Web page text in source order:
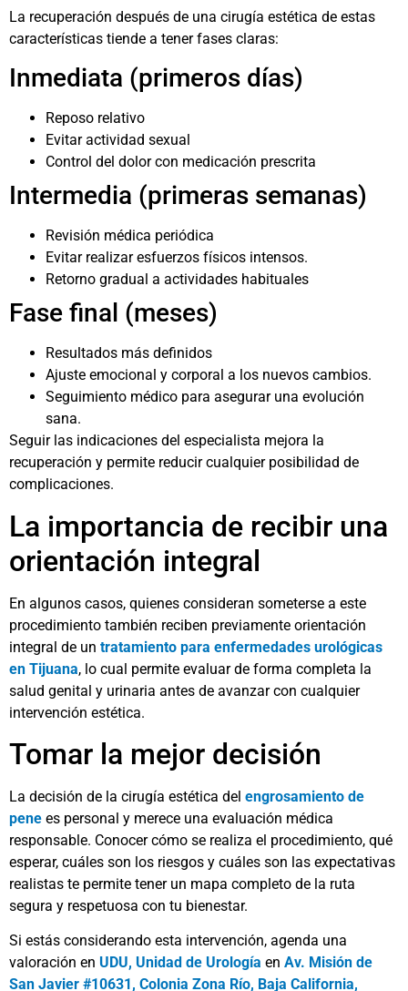
La recuperación después de una cirugía estética de estas
características tiende a tener fases claras:
Inmediata (primeros días)
Reposo relativo
Evitar actividad sexual
Control del dolor con medicación prescrita
Intermedia (primeras semanas)
Revisión médica periódica
Evitar realizar esfuerzos físicos intensos.
Retorno gradual a actividades habituales
Fase final (meses)
Resultados más definidos
Ajuste emocional y corporal a los nuevos cambios.
Seguimiento médico para asegurar una evolución
sana.
Seguir las indicaciones del especialista mejora la
recuperación y permite reducir cualquier posibilidad de
complicaciones.
La importancia de recibir una
orientación integral
En algunos casos, quienes consideran someterse a este
procedimiento también reciben previamente orientación
integral de un tratamiento para enfermedades urológicas
en Tijuana, lo cual permite evaluar de forma completa la
salud genital y urinaria antes de avanzar con cualquier
intervención estética.
Tomar la mejor decisión
La decisión de la cirugía estética del engrosamiento de
pene es personal y merece una evaluación médica
responsable. Conocer cómo se realiza el procedimiento, qué
esperar, cuáles son los riesgos y cuáles son las expectativas
realistas te permite tener un mapa completo de la ruta
segura y respetuosa con tu bienestar.
Si estás considerando esta intervención, agenda una
valoración en UDU, Unidad de Urología en Av. Misión de
San Javier #10631, Colonia Zona Río, Baja California,